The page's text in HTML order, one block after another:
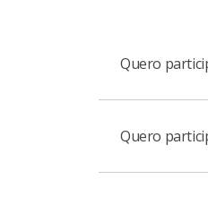
Quero
Para ganhar
Quero